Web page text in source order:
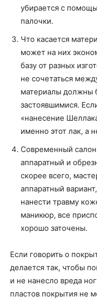
убирается с
палочки.
Что касается
может на них
базу от разных
не сочетаться
материалы должны
застоявшимися.
«нанесение
именно этот лак, а
Современный
аппаратный и
скорее всего,
аппаратный
нанести травму
маникюр, все
хорошо заточены.
Если говорить о
делается так, чтобы
и не нанесло вреда
пластов покрытия не